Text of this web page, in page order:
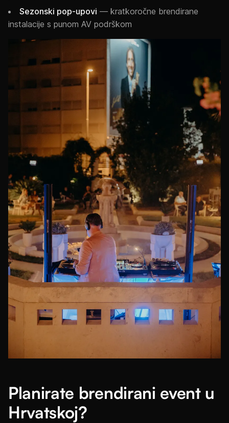
Sezonski pop-upovi — kratkoročne brendirane
instalacije s punom AV podrškom
Planirate brendirani event u
Hrvatskoj?